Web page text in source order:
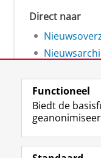
Direct naar
Volg
Functioneel
Biedt de